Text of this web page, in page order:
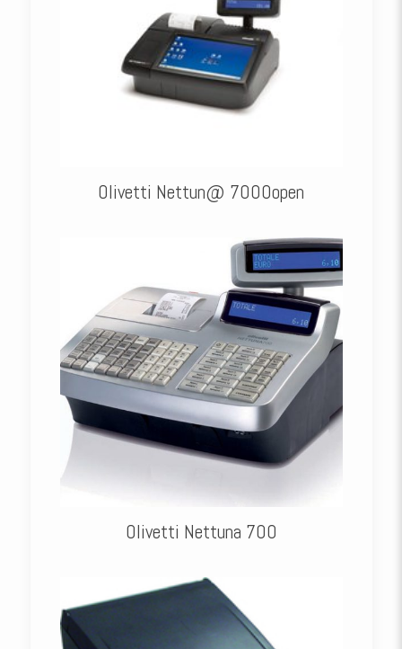
Olivetti Nettun@ 7000open
Olivetti Nettuna 700